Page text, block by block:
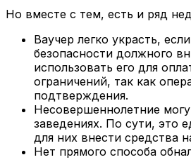
Но вместе с тем, есть и ряд
Ваучер легко украсть,
безопасности должного
использовать его для
ограничений, так как
подтверждения.
Несовершеннолетние
заведениях. По сути, это
для них внести средства
Нет прямого способа